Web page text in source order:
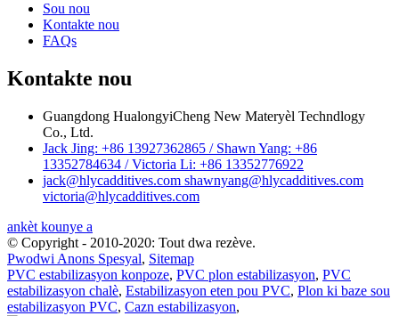
Sou nou
Kontakte nou
FAQs
Kontakte nou
Guangdong HualongyiCheng New Materyèl Techndlogy
Co., Ltd.
Jack Jing: +86 13927362865 / Shawn Yang: +86
13352784634 / Victoria Li: +86 13352776922
jack@hlycadditives.com shawnyang@hlycadditives.com
victoria@hlycadditives.com
ankèt kounye a
© Copyright - 2010-2020: Tout dwa rezève.
Pwodwi Anons Spesyal, Sitemap
PVC estabilizasyon konpoze, PVC plon estabilizasyon, PVC
estabilizasyon chalè, Estabilizasyon eten pou PVC, Plon ki baze sou
estabilizasyon PVC, Cazn estabilizasyon,